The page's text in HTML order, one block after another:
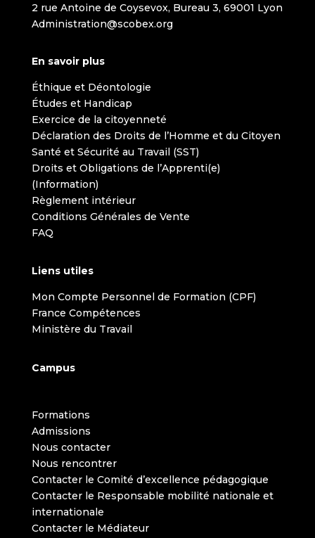
2 rue Antoine de Coysevox, Bureau 3, 69001 Lyon
Administration@scobex.org
En savoir plus
Éthique et Déontologie
Études et Handicap
Exercice de la citoyenneté
Déclaration des Droits de l’Homme et du Citoyen
Santé et Sécurité au Travail (SST)
Droits et Obligations de l’Apprenti(e)
(Information)
Règlement intérieur
Conditions Générales de Vente
FAQ
Liens utiles
Mon Compte Personnel de Formation (CPF)
France Compétences
Ministère du Travail
Campus
Formations
Admissions
Nous contacter
Nous rencontrer
Contacter le Comité d’excellence pédagogique
Contacter le Responsable mobilité nationale et
internationale
Contacter le Médiateur